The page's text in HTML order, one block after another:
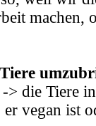
machen,
-> die Tiere
vegan ist